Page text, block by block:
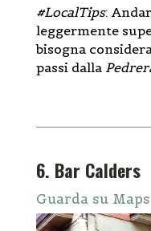
#LocalTips:
leggermente
bisogna
passi dalla
6. Bar Calders
Guarda su Maps